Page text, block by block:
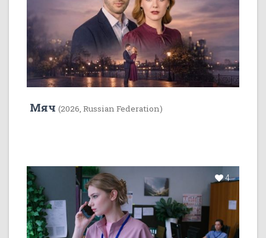
Мяч (2026, Russian Federation)
4